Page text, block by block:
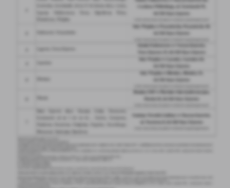
treści w postaci wiadomości, ofert, komunikatów mediów
społecznościowych.